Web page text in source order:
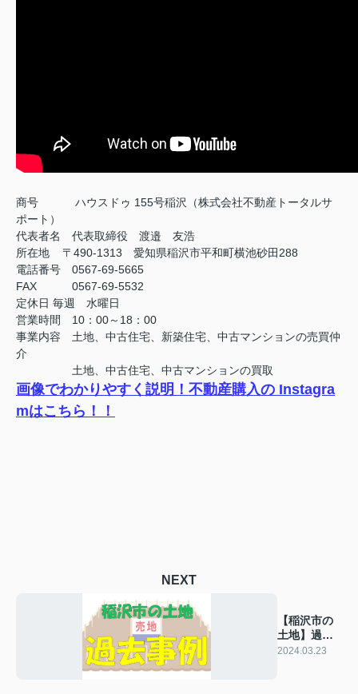
商号
ハウスドゥ 155号稲沢（株式会社不動産トータルサ
ポート）
代表者名 代表取締役 渡邉 友浩
所在地 〒490-1313 愛知県稲沢市平和町横池砂田288
電話番号 0567-69-5665
FAX
0567-69-5532
定休日 毎週 水曜日
営業時間 10：00～18：00
事業内容 土地、中古住宅、新築住宅、中古マンションの売買仲
介
土地、中古住宅、中古マンションの買取
画像でわかりやすく説明！不動産購入の Instagra
mはこちら！！
NEXT
【稲沢市の
土地】過去
の販売事例
2024.03.23